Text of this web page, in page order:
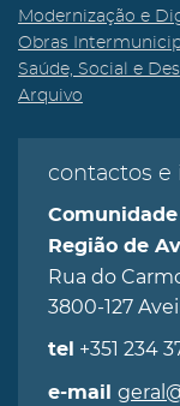
Modernização e
Obras
Saúde, Social e
Arquivo
contactos e
Região de
Rua do
3800-127
tel +351 234
e-mail